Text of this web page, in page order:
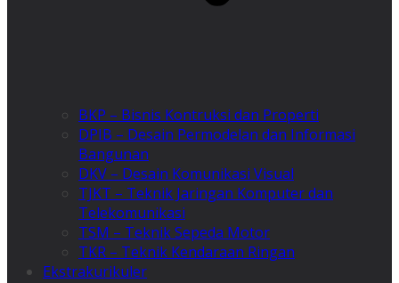
BKP – Bisnis Kontruksi dan Properti
DPIB – Desain Permodelan dan Informasi
Bangunan
DKV – Desain Komunikasi Visual
TJKT – Teknik Jaringan Komputer dan
Telekomunikasi
TSM – Teknik Sepeda Motor
TKR – Teknik Kendaraan Ringan
Ekstrakurikuler